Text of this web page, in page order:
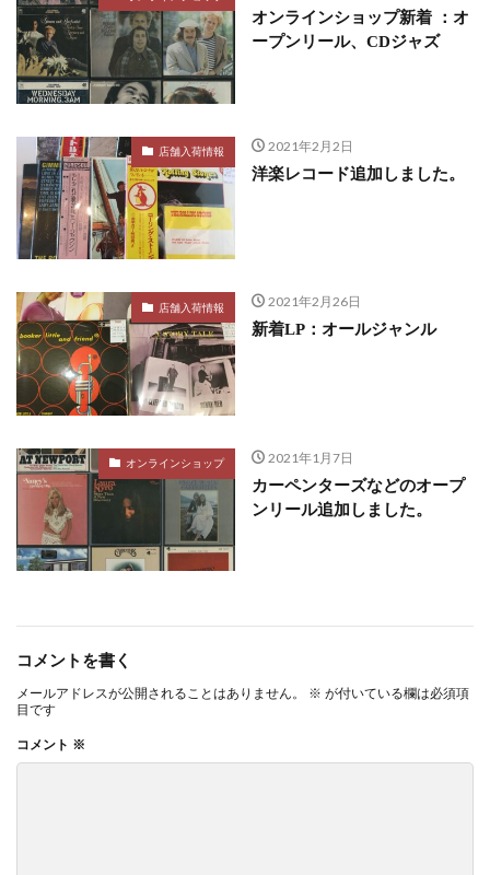
オンラインショップ新着 ：オ
ープンリール、CDジャズ
店舗入荷情報 2021年2月2日
洋楽レコード追加しました。
店舗入荷情報 2021年2月26日
新着LP：オールジャンル
オンラインショップ 2021年1月7日
カーペンターズなどのオープ
ンリール追加しました。
コメントを書く
メールアドレスが公開されることはありません。 ※ が付いている欄は必須項
目です
コメント ※